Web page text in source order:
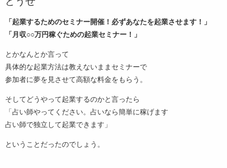
「起業するためのセミナー開催！必ずあなたを起業させます！」
「月収○○万円稼ぐための起業セミナー！」
とかなんとか言って
具体的な起業方法は教えないままセミナーで
参加者に夢を見させて高額な料金をもらう。
そしてどうやって起業するのかと言ったら
「占い師やってください。占いなら簡単に稼げます
占い師で独立して起業できます」
ということだったのでしょう。